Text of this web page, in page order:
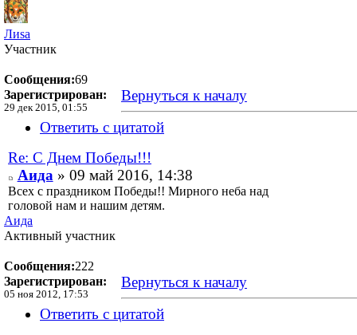
Лиsа
Участник
Сообщения:69
Зарегистрирован:
29 дек 2015, 01:55
Вернуться к началу
Ответить с цитатой
Re: С Днем Победы!!!
Аида» 09 май 2016, 14:38
Всех с праздником Победы!! Мирного неба над
головой нам и нашим детям.
Аида
Активный участник
Сообщения:222
Зарегистрирован:
05 ноя 2012, 17:53
Вернуться к началу
Ответить с цитатой